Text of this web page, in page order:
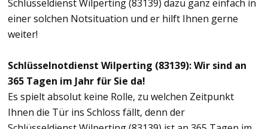
Schlüsseldienst Wilperting (83139) dazu ganz einfach in
einer solchen Notsituation und er hilft Ihnen gerne
weiter!
Schlüsselnotdienst Wilperting (83139): Wir sind an
365 Tagen im Jahr für Sie da!
Es spielt absolut keine Rolle, zu welchen Zeitpunkt
Ihnen die Tür ins Schloss fällt, denn der